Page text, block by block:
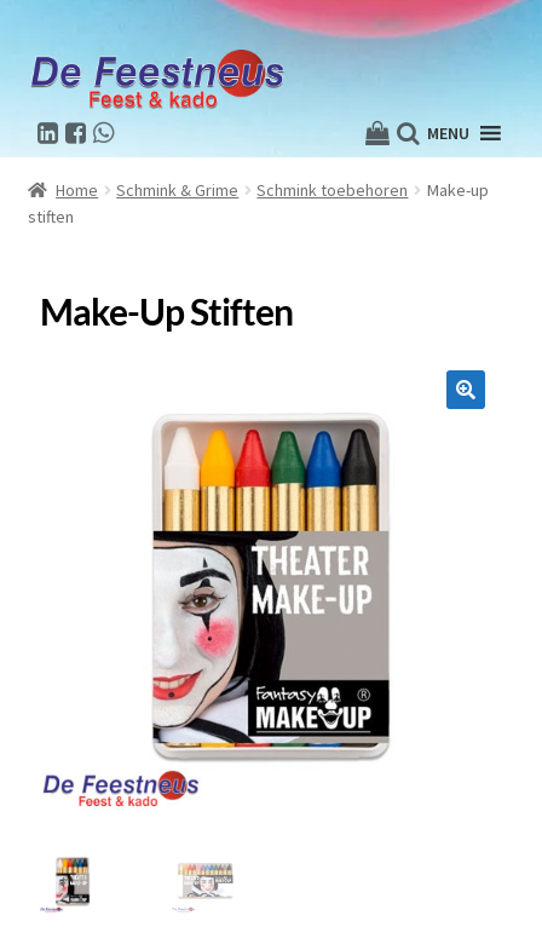
MENU
Home Schmink & Grime Schmink toebehoren
Make-up
stiften
Make-Up Stiften